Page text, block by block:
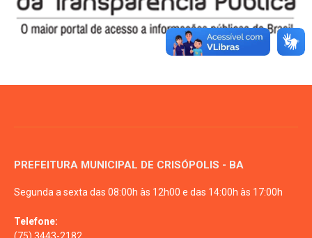
PREFEITURA MUNICIPAL DE CRISÓPOLIS - BA
Segunda a sexta das 08:00h às 12h00 e das 14:00h às 17:00h
Telefone:
(75) 3443-2182